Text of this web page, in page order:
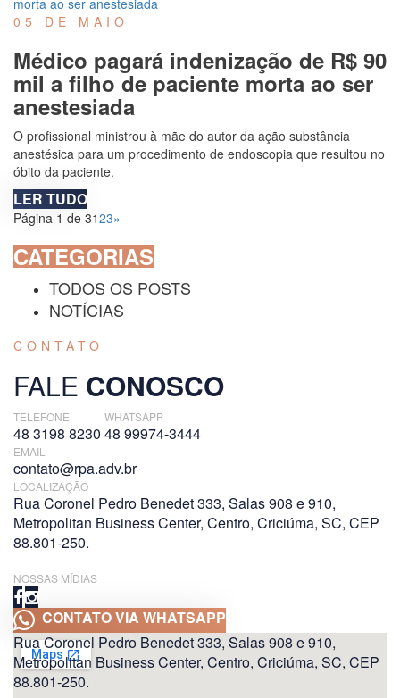
05 DE MAIO
Médico pagará indenização de R$ 90
mil a filho de paciente morta ao ser
anestesiada
O profissional ministrou à mãe do autor da ação substância
anestésica para um procedimento de endoscopia que resultou no
óbito da paciente.
LER TUDO
Página 1 de 3123»
CATEGORIAS
TODOS OS POSTS
NOTÍCIAS
CONTATO
FALE CONOSCO
TELEFONE
48 3198 8230
WHATSAPP
48 99974-3444
EMAIL
contato@rpa.adv.br
LOCALIZAÇÃO
Rua Coronel Pedro Benedet 333, Salas 908 e 910,
Metropolitan Business Center, Centro, Criciúma, SC, CEP
88.801-250.
NOSSAS MÍDIAS
CONTATO VIA WHATSAPP
Rua Coronel Pedro Benedet 333, Salas 908 e 910,
Metropolitan Business Center, Centro, Criciúma, SC, CEP
88.801-250.